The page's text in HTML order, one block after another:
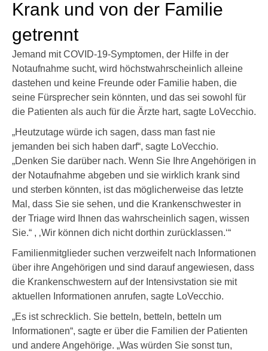
Krank und von der Familie
getrennt
Jemand mit COVID-19-Symptomen, der Hilfe in der
Notaufnahme sucht, wird höchstwahrscheinlich alleine
dastehen und keine Freunde oder Familie haben, die
seine Fürsprecher sein könnten, und das sei sowohl für
die Patienten als auch für die Ärzte hart, sagte LoVecchio.
„Heutzutage würde ich sagen, dass man fast nie
jemanden bei sich haben darf“, sagte LoVecchio.
„Denken Sie darüber nach. Wenn Sie Ihre Angehörigen in
der Notaufnahme abgeben und sie wirklich krank sind
und sterben könnten, ist das möglicherweise das letzte
Mal, dass Sie sie sehen, und die Krankenschwester in
der Triage wird Ihnen das wahrscheinlich sagen, wissen
Sie.“ , ‚Wir können dich nicht dorthin zurücklassen.‘“
Familienmitglieder suchen verzweifelt nach Informationen
über ihre Angehörigen und sind darauf angewiesen, dass
die Krankenschwestern auf der Intensivstation sie mit
aktuellen Informationen anrufen, sagte LoVecchio.
„Es ist schrecklich. Sie betteln, betteln, betteln um
Informationen“, sagte er über die Familien der Patienten
und andere Angehörige. „Was würden Sie sonst tun,